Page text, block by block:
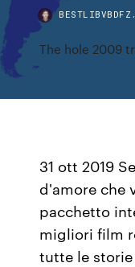
The hole 2009
31 ott 2019
d'amore che
pacchetto
migliori film
tutte le